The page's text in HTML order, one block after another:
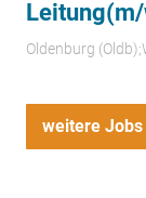
Oldenburg
weitere Jobs